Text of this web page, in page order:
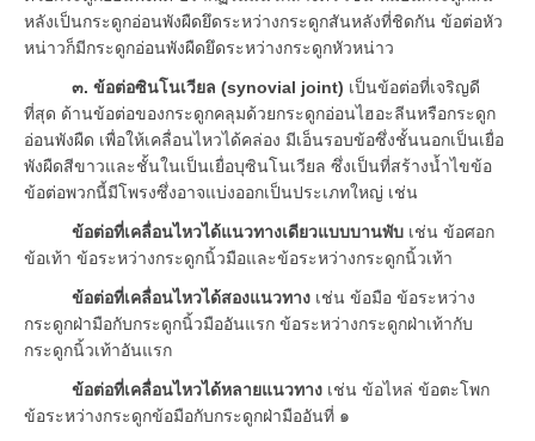
หลังเป็นกระดูกอ่อนพังผืดยึดระหว่างกระดูกสันหลังที่ชิดกัน ข้อต่อหัว
หน่าวก็มีกระดูกอ่อนพังผืดยึดระหว่างกระดูกหัวหน่าว
๓. ข้อต่อซินโนเวียล (synovial joint) เป็นข้อต่อที่เจริญดี
ที่สุด ด้านข้อต่อของกระดูกคลุมด้วยกระดูกอ่อนไฮอะลีนหรือกระดูก
อ่อนพังผืด เพื่อให้เคลื่อนไหวได้คล่อง มีเอ็นรอบข้อซึ่งชั้นนอกเป็นเยื่อ
พังผืดสีขาวและชั้นในเป็นเยื่อบุซินโนเวียล ซึ่งเป็นที่สร้างน้ำไขข้อ
ข้อต่อพวกนี้มีโพรงซึ่งอาจแบ่งออกเป็นประเภทใหญ่ เช่น
ข้อต่อที่เคลื่อนไหวได้แนวทางเดียวแบบบานพับ เช่น ข้อศอก
ข้อเท้า ข้อระหว่างกระดูกนิ้วมือและข้อระหว่างกระดูกนิ้วเท้า
ข้อต่อที่เคลื่อนไหวได้สองแนวทาง เช่น ข้อมือ ข้อระหว่าง
กระดูกฝ่ามือกับกระดูกนิ้วมืออันแรก ข้อระหว่างกระดูกฝ่าเท้ากับ
กระดูกนิ้วเท้าอันแรก
ข้อต่อที่เคลื่อนไหวได้หลายแนวทาง เช่น ข้อไหล่ ข้อตะโพก
ข้อระหว่างกระดูกข้อมือกับกระดูกฝ่ามืออันที่ ๑